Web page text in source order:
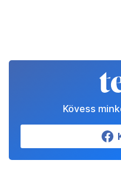
Kövess